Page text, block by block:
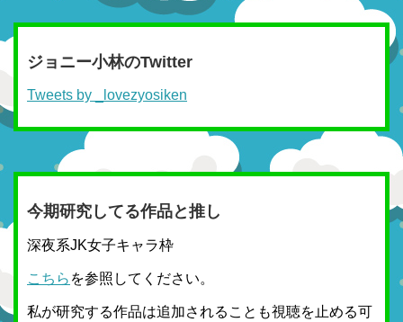
ジョニー小林のTwitter
Tweets by _lovezyosiken
今期研究してる作品と推し
深夜系JK女子キャラ枠
こちら を参照してください。
私が研究する作品は追加されることも視聴を止める可